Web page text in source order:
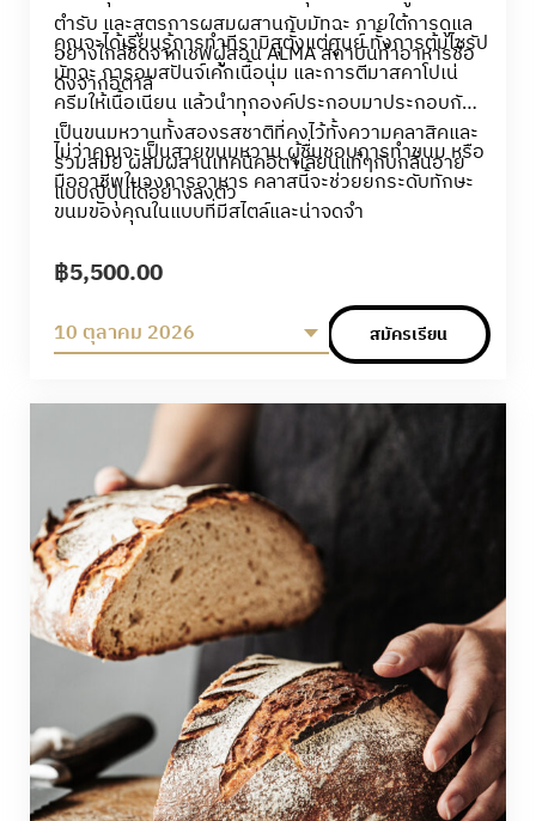
ตำรับ และสูตรการผสมผสานกับมัทฉะ ภายใต้การดูแล
อย่างใกล้ชิดจากเชฟผู้สอน ALMA สถาบันทำอาหารชื่อ
ดังจากอิตาลี
คุณจะได้เรียนรู้การทำทีรามิสุตั้งแต่ศูนย์ ทั้งการต้มไซรัป
มัทฉะ การอบสปันจ์เค้กเนื้อนุ่ม และการตีมาสคาโปเน่
ครีมให้เนื้อเนียน แล้วนำทุกองค์ประกอบมาประกอบกัน
เป็นขนมหวานทั้งสองรสชาติที่คงไว้ทั้งความคลาสิคและ
ร่วมสมัย ผสมผสานเทคนิคอิตาเลียนแท้ๆกับกลิ่นอาย
แบบญี่ปุ่นได้อย่างลงตัว
ไม่ว่าคุณจะเป็นสายขนมหวาน ผู้ชื่นชอบการทำขนม หรือ
มืออาชีพในวงการอาหาร คลาสนี้จะช่วยยกระดับทักษะ
ขนมของคุณในแบบที่มีสไตล์และน่าจดจำ
฿5,500.00
10 ตุลาคม 2026 สมัครเรียน